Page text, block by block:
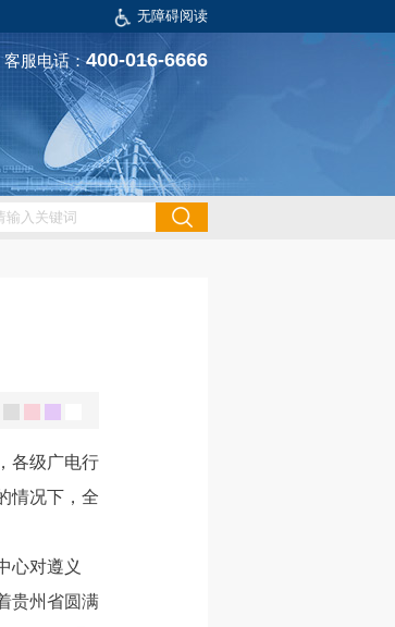
无障碍阅读
客服电话：400-016-6666
各级广电行
情况下，全
心对遵义
贵州省圆满